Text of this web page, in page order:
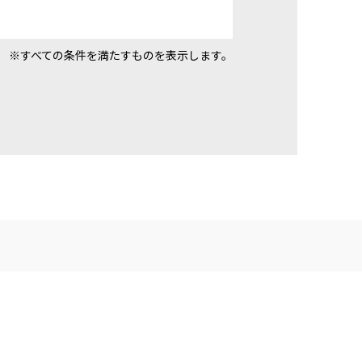
※すべての条件を満たすものを表示します。